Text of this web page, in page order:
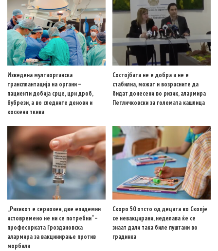
Изведена мултиорганска
трансплантација на органи –
пациенти добија срце, црн дроб,
бубрези, а во следните денови и
коскени ткива
Состојбата не е добра и не е
стабилна, можат и возрасните да
бидат донесени во ризик, алармира
Петличковски за големата кашлица
„Ризикот е сериозен, две епидемии
истовремено не ни се потребни“ –
професорката Гроздановска
алармира за вакцинирање против
морбили
Скоро 50 отсто од децата во Скопје
се невакцирани, неделава ќе се
знаат дали така биле пуштани во
градинка